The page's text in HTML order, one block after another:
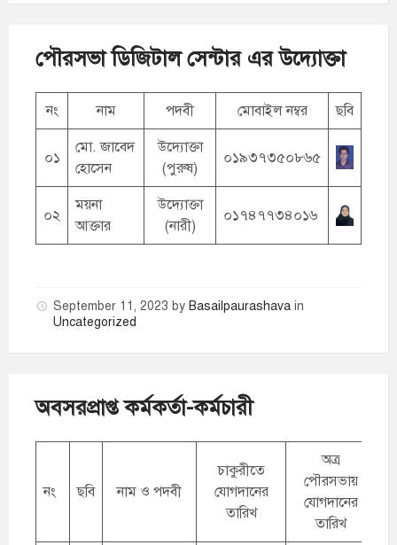
পৌরসভা ডিজিটাল সেন্টার এর উদ্যোক্তা
নং নাম পদবী মোবাইল নম্বর ছবি
০১
মো. জাবেদ
হোসেন
উদ্যোক্তা
(পুরুষ)
০১৯৩৭৩৫০৮৬৫
০২
ময়না
আক্তার
উদ্যোক্তা
(নারী)
০১৭৪৭৭৩৪০১৬
September 11, 2023 by Basailpaurashava in
Uncategorized
অবসরপ্রাপ্ত কর্মকর্তা-কর্মচারী
নং ছবি নাম ও পদবী
চাকুরীতে
যোগদানের
তারিখ
অত্র
পৌরসভায়
যোগদানের
তারিখ